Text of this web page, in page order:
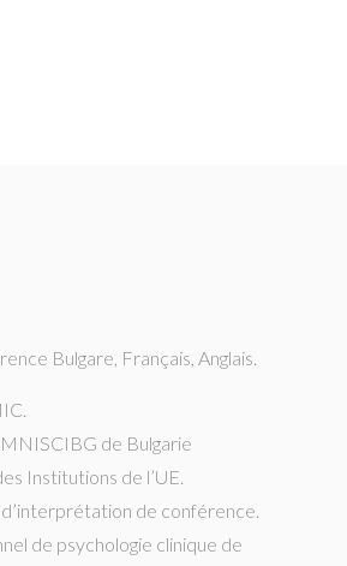
Bulgare, Français, Anglais.
de Bulgarie
Institutions de l’UE.
de conférence.
de psychologie clinique de